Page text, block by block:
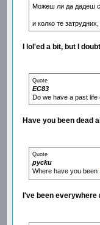
Можеш ли да дадеш
и колко те
I lol'ed a bit, but I
Quote
EC83
Do we have a past life
Have you been dead
Quote
pycku
Where have you been
I've been everywhere